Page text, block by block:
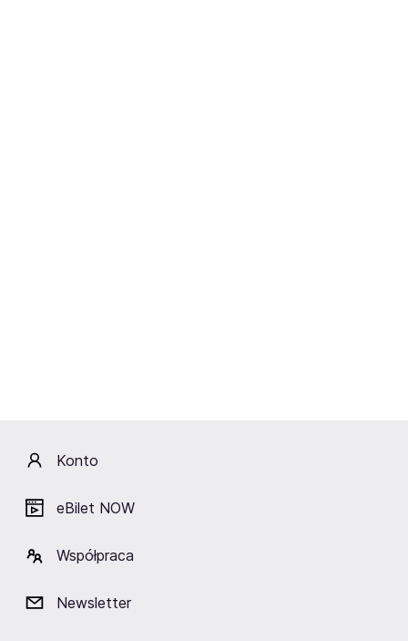
Konto
eBilet NOW
Współpraca
Newsletter
Artyści
Hryń